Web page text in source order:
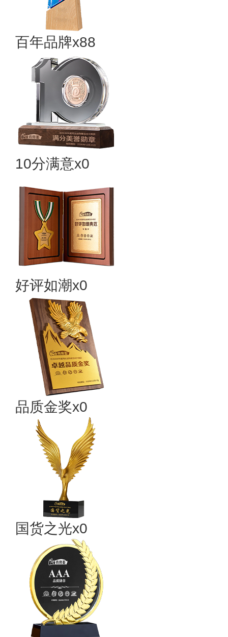
百年品牌x88
10分满意x0
好评如潮x0
品质金奖x0
国货之光x0